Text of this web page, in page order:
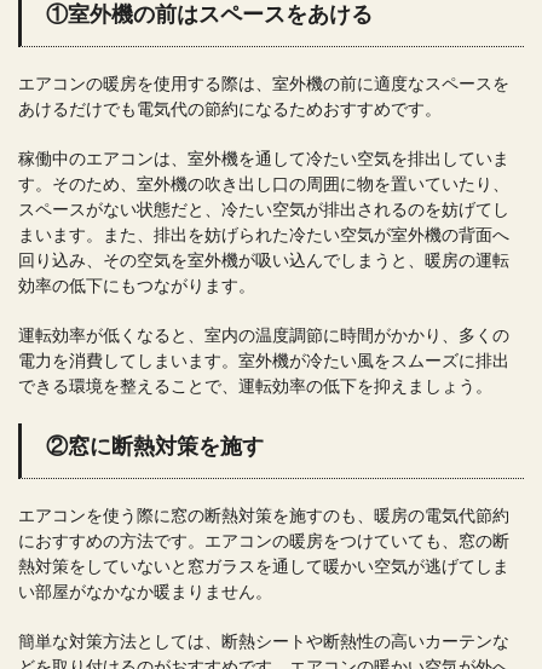
①室外機の前はスペースをあける
エアコンの暖房を使用する際は、室外機の前に適度なスペースを
あけるだけでも電気代の節約になるためおすすめです。
稼働中のエアコンは、室外機を通して冷たい空気を排出していま
す。そのため、室外機の吹き出し口の周囲に物を置いていたり、
スペースがない状態だと、冷たい空気が排出されるのを妨げてし
まいます。また、排出を妨げられた冷たい空気が室外機の背面へ
回り込み、その空気を室外機が吸い込んでしまうと、暖房の運転
効率の低下にもつながります。
運転効率が低くなると、室内の温度調節に時間がかかり、多くの
電力を消費してしまいます。室外機が冷たい風をスムーズに排出
できる環境を整えることで、運転効率の低下を抑えましょう。
②窓に断熱対策を施す
エアコンを使う際に窓の断熱対策を施すのも、暖房の電気代節約
におすすめの方法です。エアコンの暖房をつけていても、窓の断
熱対策をしていないと窓ガラスを通して暖かい空気が逃げてしま
い部屋がなかなか暖まりません。
簡単な対策方法としては、断熱シートや断熱性の高いカーテンな